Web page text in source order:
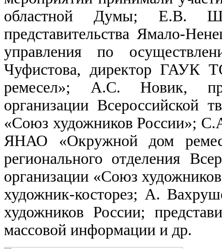
областной Думы; Е.В.
представительства Ямало-
управления по
Чуфистова, директор ГАУК
ремесел»; А.С. Новик,
организации Всероссийской
«Союз художников России»;
ЯНАО «Окружной дом
регионального отделения
организации «Союз
художник-косторез; А.
художников России;
массовой информации и др.